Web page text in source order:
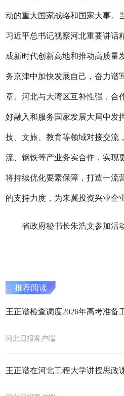
动的重大国家战略和国家大事。
习近平总书记视察河北重要讲话
成新时代创新高地和推动高质量
务京津中加快发展自己，奋力谱
章。河北与大湾区互补性强，合
好融入和服务国家发展大局中发
技、文旅、教育等领域对接交流
流、钢铁等产业务实合作，实现
将持续优化要素保障，打造一流
的支持力度，为来冀投资兴业企
省政府秘书长朱浩文参加活动
推荐阅读
王正谱检查调度2026年高考准备
河北日报客户端
王正谱在河北工程大学讲授思政